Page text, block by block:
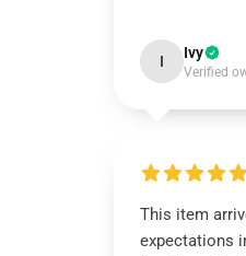
I Ivy
Verified
This item
expectations